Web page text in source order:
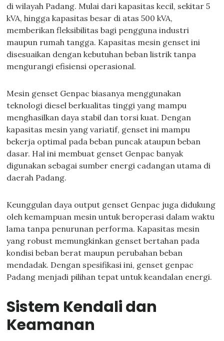
di wilayah Padang. Mulai dari kapasitas kecil, sekitar 5
kVA, hingga kapasitas besar di atas 500 kVA,
memberikan fleksibilitas bagi pengguna industri
maupun rumah tangga. Kapasitas mesin genset ini
disesuaikan dengan kebutuhan beban listrik tanpa
mengurangi efisiensi operasional.
Mesin genset Genpac biasanya menggunakan
teknologi diesel berkualitas tinggi yang mampu
menghasilkan daya stabil dan torsi kuat. Dengan
kapasitas mesin yang variatif, genset ini mampu
bekerja optimal pada beban puncak ataupun beban
dasar. Hal ini membuat genset Genpac banyak
digunakan sebagai sumber energi cadangan utama di
daerah Padang.
Keunggulan daya output genset Genpac juga didukung
oleh kemampuan mesin untuk beroperasi dalam waktu
lama tanpa penurunan performa. Kapasitas mesin
yang robust memungkinkan genset bertahan pada
kondisi beban berat maupun perubahan beban
mendadak. Dengan spesifikasi ini, genset genpac
Padang menjadi pilihan tepat untuk keandalan energi.
Sistem Kendali dan
Keamanan